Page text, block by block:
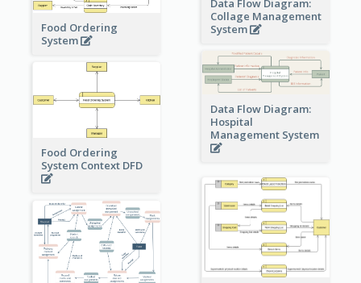
Food Ordering
System
Data Flow Diagram:
Collage Management
System
Data Flow Diagram:
Hospital
Management System
Food Ordering
System Context DFD